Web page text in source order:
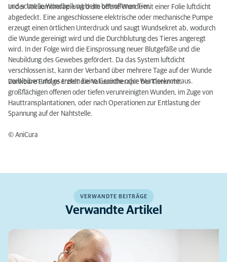
und schnelle Wundheilung beim betroffenen Tier.
In der Vakuumtherapie wird die offene Wunde mit einer Folie luftdicht
abgedeckt. Eine angeschlossene elektrische oder mechanische Pumpe
erzeugt einen örtlichen Unterdruck und saugt Wundsekret ab, wodurch
die Wunde gereinigt wird und die Durchblutung des Tieres angeregt
wird. In der Folge wird die Einsprossung neuer Blutgefäße und die
Neubildung des Gewebes gefördert. Da das System luftdicht
verschlossen ist, kann der Verband über mehrere Tage auf der Wunde
verbleiben und es treten keine Gerüche oder Wundsekrete aus.
Dankbare Erfolge erzielt die Vakuumtherapie bei Tieren mit
großflächigen offenen oder tiefen verunreinigten Wunden, im Zuge von
Hauttransplantationen, oder nach Operationen zur Entlastung der
Spannung auf der Nahtstelle.
© AniCura
VERWANDTE BEITRÄGE
Verwandte Artikel